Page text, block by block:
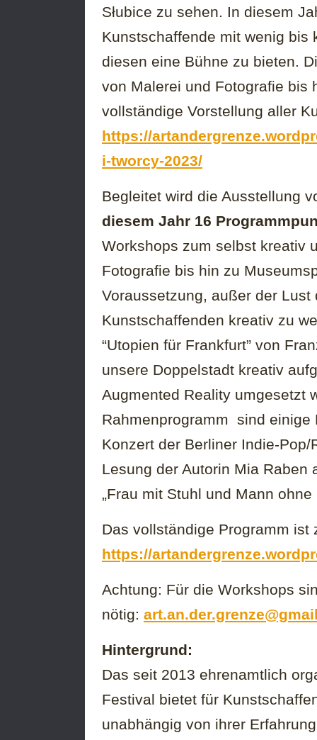
Słubice zu sehen. In diesem
Kunstschaffende mit wenig bis
diesen eine Bühne zu bieten.
von Malerei und Fotografie bis
vollständige Vorstellung aller
https://
i-tworcy-2023/
Begleitet wird die Ausstellung
diesem Jahr 16
Workshops zum selbst kreativ
Fotografie bis hin zu
Voraussetzung, außer der
Kunstschaffenden kreativ zu
“Utopien für Frankfurt” von
unsere Doppelstadt kreativ
Augmented Reality umgesetzt
Rahmenprogramm sind einige
Konzert der Berliner Indie-Pop/
Lesung der Autorin Mia Raben
„Frau mit Stuhl und Mann
Das vollständige Programm ist
https://
Achtung: Für die Workshops
nötig:
Hintergrund:
Das seit 2013 ehrenamtlich
Festival bietet für
unabhängig von ihrer